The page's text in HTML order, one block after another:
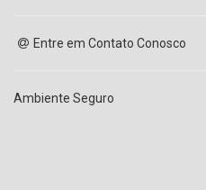
Entre em Contato Conosco
Ambiente Seguro